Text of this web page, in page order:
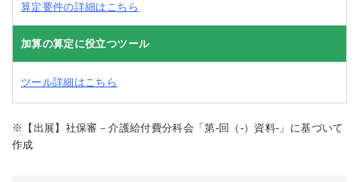
算定要件の詳細はこちら
加算の算定に役立つツール
ツール詳細はこちら
※【出展】社保審－介護給付費分科会「第-回（-）資料-」に基づいて
作成